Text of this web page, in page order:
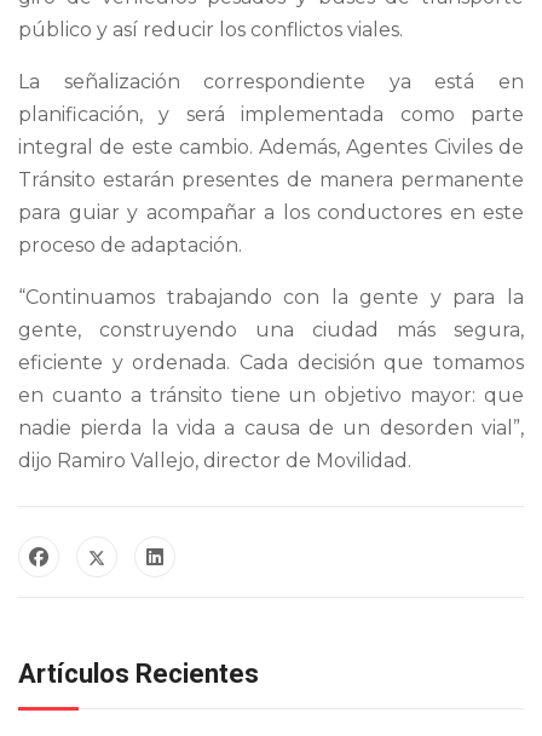
público y así reducir los conflictos viales.
La señalización correspondiente ya está en
planificación, y será implementada como parte
integral de este cambio. Además, Agentes Civiles de
Tránsito estarán presentes de manera permanente
para guiar y acompañar a los conductores en este
proceso de adaptación.
“Continuamos trabajando con la gente y para la
gente, construyendo una ciudad más segura,
eficiente y ordenada. Cada decisión que tomamos
en cuanto a tránsito tiene un objetivo mayor: que
nadie pierda la vida a causa de un desorden vial”,
dijo Ramiro Vallejo, director de Movilidad.
Artículos Recientes